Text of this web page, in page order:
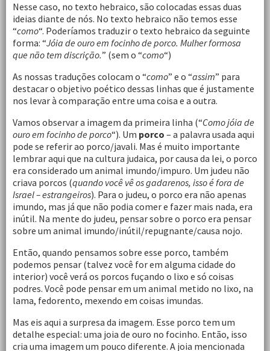
Nesse caso, no texto hebraico, são colocadas essas duas
ideias diante de nós. No texto hebraico não temos esse
“como“. Poderíamos traduzir o texto hebraico da seguinte
forma: “Jóia de ouro em focinho de porco. Mulher formosa
que não tem discrição.” (sem o “como“)
As nossas traduções colocam o “como” e o “assim” para
destacar o objetivo poético dessas linhas que é justamente
nos levar à comparação entre uma coisa e a outra.
Vamos observar a imagem da primeira linha (“Como jóia de
ouro em focinho de porco“). Um porco – a palavra usada aqui
pode se referir ao porco/javali. Mas é muito importante
lembrar aqui que na cultura judaica, por causa da lei, o porco
era considerado um animal imundo/impuro. Um judeu não
criava porcos (quando você vê os gadarenos, isso é fora de
Israel – estrangeiros). Para o judeu, o porco era não apenas
imundo, mas já que não podia comer e fazer mais nada, era
inútil. Na mente do judeu, pensar sobre o porco era pensar
sobre um animal imundo/inútil/repugnante/causa nojo.
Então, quando pensamos sobre esse porco, também
podemos pensar (talvez você for em alguma cidade do
interior) você verá os porcos fuçando o lixo e só coisas
podres. Você pode pensar em um animal metido no lixo, na
lama, fedorento, mexendo em coisas imundas.
Mas eis aqui a surpresa da imagem. Esse porco tem um
detalhe especial: uma joia de ouro no focinho. Então, isso
cria uma imagem um pouco diferente. A joia mencionada